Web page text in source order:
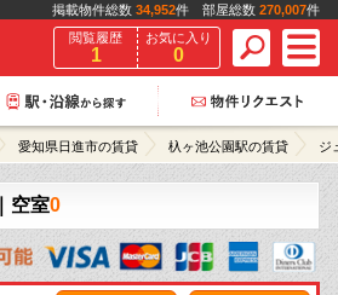
掲載物件総数 34,952件 部屋総数 270,007件
閲覧履歴
1
お気に入り
0
愛知県日進市の賃貸 杁ヶ池公園駅の賃貸 ジ
｜空室0